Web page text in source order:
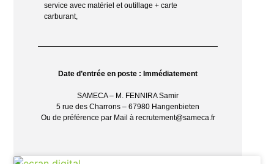
service avec matériel et outillage + carte
carburant,
Date d’entrée en poste : Immédiatement
SAMECA – M. FENNIRA Samir
5 rue des Charrons – 67980 Hangenbieten
Ou de préférence par Mail à recrutement@sameca.fr